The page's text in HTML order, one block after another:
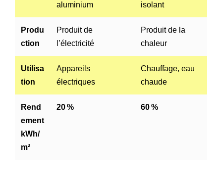
aluminium
isolant
Produ
ction
Produit de
l’électricité
Produit de la
chaleur
Utilisa
tion
Appareils
électriques
Chauffage, eau
chaude
Rend
ement
kWh/
m²
20 % 60 %